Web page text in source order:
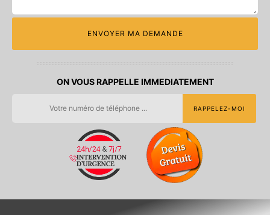
ON VOUS RAPPELLE IMMEDIATEMENT